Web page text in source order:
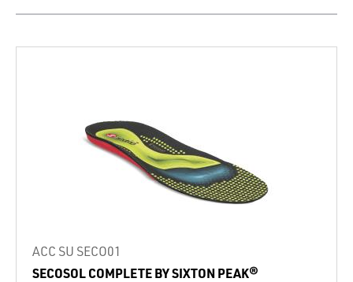
ACC SU SECO01
SECOSOL COMPLETE BY SIXTON PEAK®